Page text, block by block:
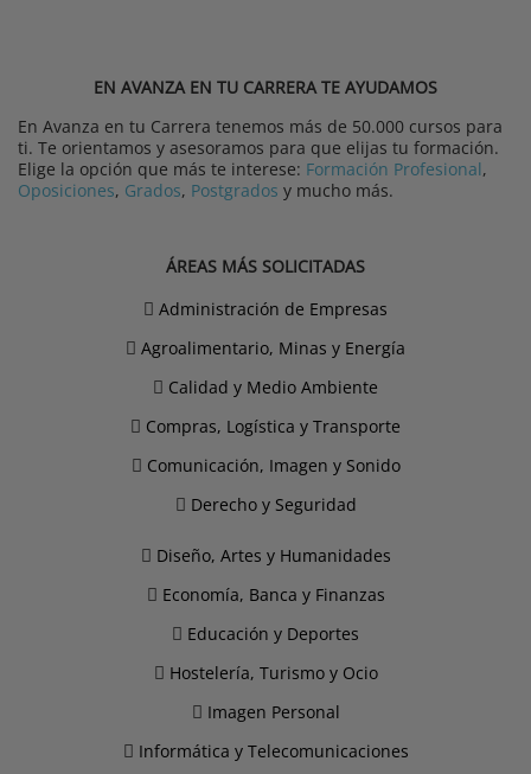
EN AVANZA EN TU CARRERA TE AYUDAMOS
En Avanza en tu Carrera tenemos más de 50.000 cursos para
ti. Te orientamos y asesoramos para que elijas tu formación.
Elige la opción que más te interese: Formación Profesional,
Oposiciones, Grados, Postgrados y mucho más.
ÁREAS MÁS SOLICITADAS
Administración de Empresas
Agroalimentario, Minas y Energía
Calidad y Medio Ambiente
Compras, Logística y Transporte
Comunicación, Imagen y Sonido
Derecho y Seguridad
Diseño, Artes y Humanidades
Economía, Banca y Finanzas
Educación y Deportes
Hostelería, Turismo y Ocio
Imagen Personal
Informática y Telecomunicaciones